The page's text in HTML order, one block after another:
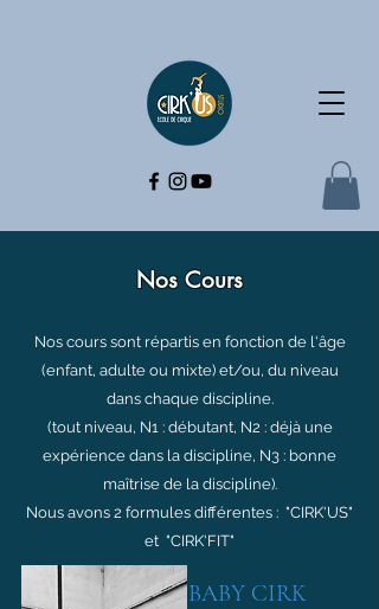
Nos Cours
Nos cours sont répartis en fonction de l'âge
(enfant, adulte ou mixte) et/ou, du niveau
dans chaque discipline.
(tout niveau, N1 : débutant, N2 : déjà une
expérience dans la discipline, N3 : bonne
maîtrise de la discipline).
Nous avons 2 formules différentes : "CIRK'US"
et "CIRK'FIT"
BABY CIRK